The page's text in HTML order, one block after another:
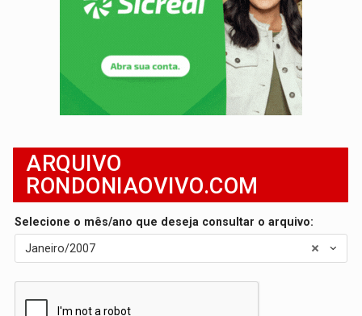
URGENTE:Colisão entre caminhão e carro deixa quatro mortos e um em
Amazônia Negra ganha projeção nacional com participação de
PREVISÃO:Porto Velho tem chances de chuvas isoladas nesta
SINDICATOS UNIDOS: Assembleia Geral delibera greve da educação
BRASIL CONTRA O CRIME:
ARQUIVO
RONDONIAOVIVO.COM
Selecione o mês/ano que deseja consultar o arquivo:
Janeiro/2007